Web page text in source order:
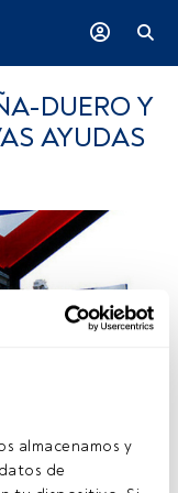
almacenamos y
de
DUERO Y
AYUDAS